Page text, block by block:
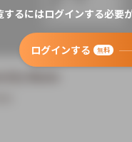
するにはログインする必要
ログインする 無料